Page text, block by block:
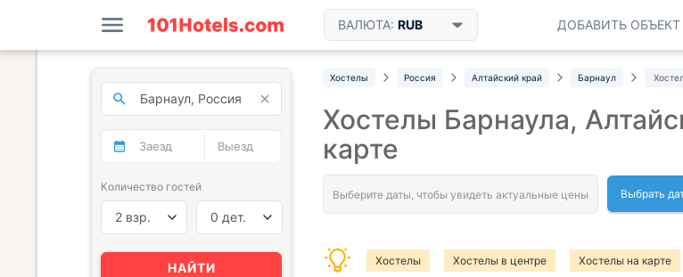
ВАЛЮТА: RUB ДОБАВИТЬ
Хостелы Россия Алтайский край Барнаул
Хостелы Барнаула,
карте
Выбрать
Хостелы Хостелы в центре Хостелы на карте
Количество гостей
2 взр. 0 дет.
НАЙТИ